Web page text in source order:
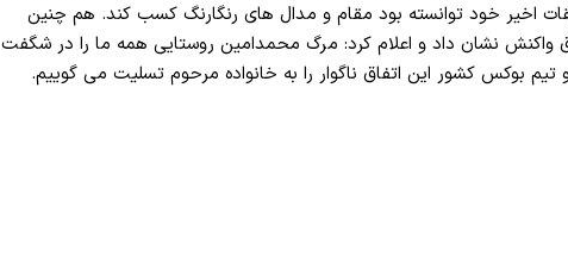
اخیر خود توانسته بود مقام و مدال های رنگارنگ کسب کند. هم چنین
واکنش نشان داد و اعلام کرد: مرگ محمدامین روستایی همه ما را در شگفت
بوکس کشور این اتفاق ناگوار را به خانواده مرحوم تسلیت می گوییم.